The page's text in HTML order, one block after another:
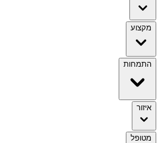
מקצוע
התמחות
איזור
מטופל